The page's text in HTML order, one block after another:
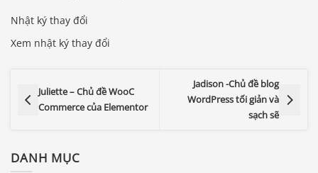
Nhật ký thay đổi
Xem nhật ký thay đổi
Juliette – Chủ đề WooC
Commerce của Elementor
Jadison -Chủ đề blog
WordPress tối giản và
sạch sẽ
DANH MỤC